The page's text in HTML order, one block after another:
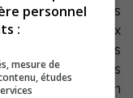
par les plus
a su plaire aux
de peintures
de toutes
animée par un
personnel
:
mesure de
études